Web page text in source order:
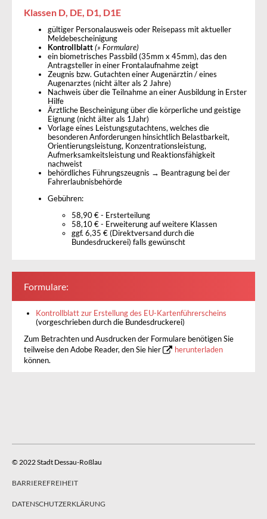
Klassen D, DE, D1, D1E
gültiger Personalausweis oder Reisepass mit aktueller
Meldebescheinigung
Kontrollblatt (» Formulare)
ein biometrisches Passbild (35mm x 45mm), das den
Antragsteller in einer Frontalaufnahme zeigt
Zeugnis bzw. Gutachten einer Augenärztin / eines
Augenarztes (nicht älter als 2 Jahre)
Nachweis über die Teilnahme an einer Ausbildung in Erster
Hilfe
Ärztliche Bescheinigung über die körperliche und geistige
Eignung (nicht älter als 1Jahr)
Vorlage eines Leistungsgutachtens, welches die
besonderen Anforderungen hinsichtlich Belastbarkeit,
Orientierungsleistung, Konzentrationsleistung,
Aufmerksamkeitsleistung und Reaktionsfähigkeit
nachweist
behördliches Führungszeugnis → Beantragung bei der
Fahrerlaubnisbehörde
Gebühren:
58,90 € - Ersterteilung
58,10 € - Erweiterung auf weitere Klassen
ggf. 6,35 € (Direktversand durch die
Bundesdruckerei) falls gewünscht
Formulare:
Kontrollblatt zur Erstellung des EU-Kartenführerscheins
(vorgeschrieben durch die Bundesdruckerei)
Zum Betrachten und Ausdrucken der Formulare benötigen Sie
teilweise den Adobe Reader, den Sie hier
herunterladen
können.
© 2022 Stadt Dessau-Roßlau
BARRIEREFREIHEIT
DATENSCHUTZERKLÄRUNG